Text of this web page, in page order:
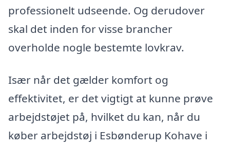
professionelt udseende. Og derudover
skal det inden for visse brancher
overholde nogle bestemte lovkrav.
Især når det gælder komfort og
effektivitet, er det vigtigt at kunne prøve
arbejdstøjet på, hvilket du kan, når du
køber arbejdstøj i Esbønderup Kohave i